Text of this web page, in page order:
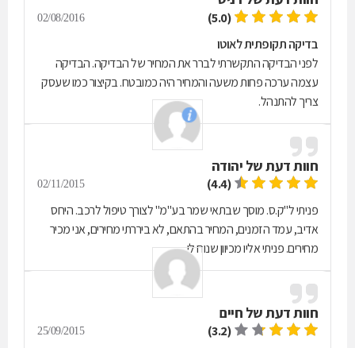
(5.0)
02/08/2016
בדיקה תקופתית לאוטו
לפני הבדיקה התקשרתי לברר את המחיר של הבדיקה. הבדיקה
עצמה ערכה פחות משעה והמחיר היה כמובטח. בקיצור כמו שעסק
צריך להתנהל.
חוות דעת של יהודה
(4.4)
02/11/2015
פניתי ל"ק.ס. מוסך שבתאי שמר בע"מ" לצורך טיפול לרכב. היחס
אדיב, עמד הזמנים, המחיר בהתאם, לא ביררתי מחירים, אני מכיר
מחירים. פניתי אליו מכיוון שנוח לי.
חוות דעת של חיים
(3.2)
25/09/2015